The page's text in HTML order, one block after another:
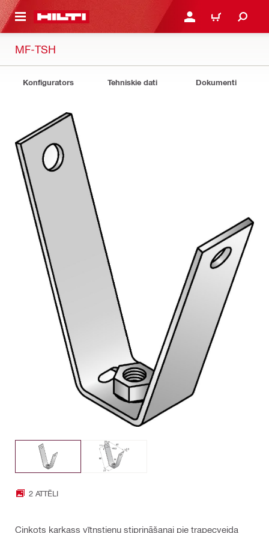
SATURU PIESLĒGTIES VAI
IEPIRKŠANĀS
MF-TSH
Konfigurators Tehniskie dati Dokumenti
2 ATTĒLI
Cinkots karkass vītņstieņu stiprināšanai pie trapecveida